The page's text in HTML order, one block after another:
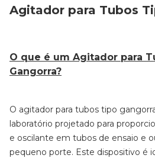
Agitador para Tubos
O que é um Agitador para
Gangorra?
O agitador para tubos tipo
laboratório projetado para
e oscilante em tubos de ensaio e
pequeno porte. Este dispositivo é